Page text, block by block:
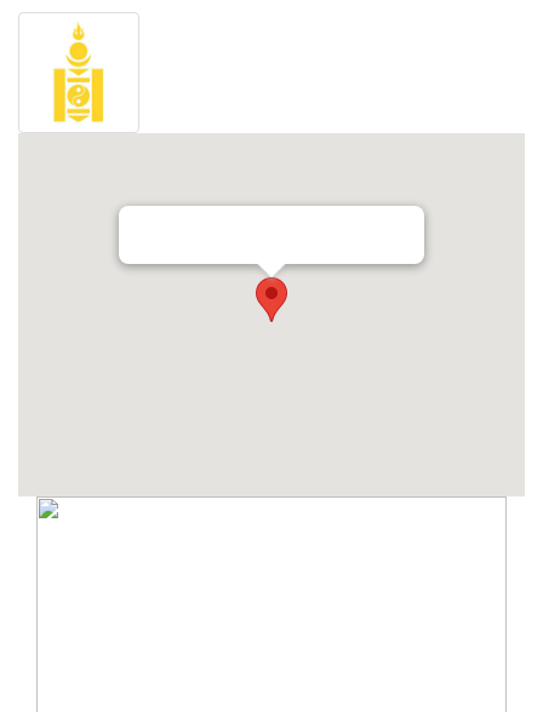
Соёл урлагийн газар
Орхон аймаг дахь Сум дундын иргэний хэргийн
Орхон аймаг дахь Шүүхийн тамгын газар
БОЛОВСРОЛ, ШИНЖЛЭХ УХААНЫ ЯАМНЫ ХАРЬЯА
ОРХОН АЙМАГ ДАХЬ ХӨДӨӨ АЖ АХУЙН МЭРГЭЖЛИЙН